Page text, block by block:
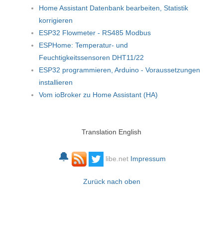
Home Assistant Datenbank bearbeiten, Statistik
korrigieren
ESP32 Flowmeter - RS485 Modbus
ESPHome: Temperatur- und
Feuchtigkeitssensoren DHT11/22
ESP32 programmieren, Arduino - Voraussetzungen
installieren
Vom ioBroker zu Home Assistant (HA)
Translation English
🔔 libe.net Impressum
Zurück nach oben